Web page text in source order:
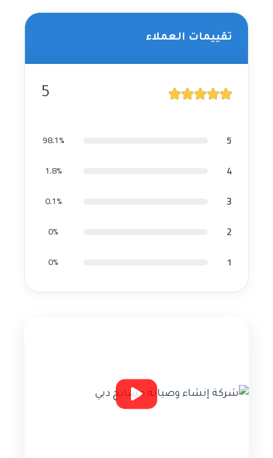
تقييمات العملاء
5
5
98.1%
4
1.8%
3
0.1%
2
0%
1
0%